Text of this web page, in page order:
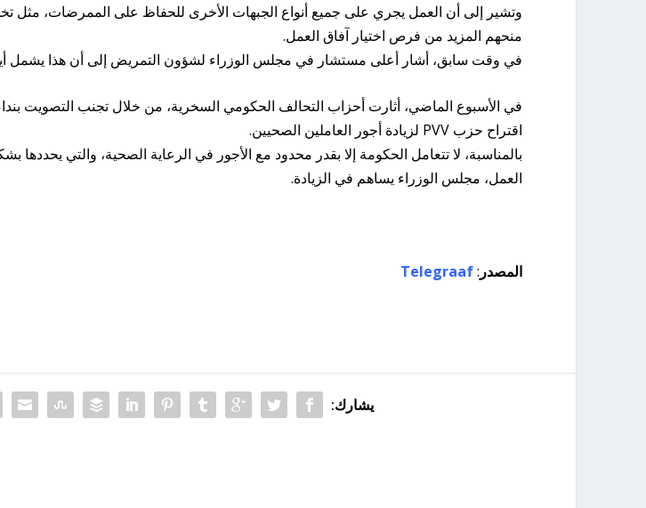
وتشير إلى أن العمل يجري على جميع أنواع الجبهات الأخرى للحفاظ على الممرضات، مثل
منحهم المزيد من فرص اختيار آفاق العمل.
في وقت سابق، أشار أعلى مستشار في مجلس الوزراء لشؤون التمريض إلى أن هذا يشمل
في الأسبوع الماضي، أثارت أحزاب التحالف الحكومي السخرية، من خلال تجنب التصويت
اقتراح حزب PVV لزيادة أجور العاملين الصحيين.
بالمناسبة، لا تتعامل الحكومة إلا بقدر محدود مع الأجور في الرعاية الصحية، والتي
العمل، مجلس الوزراء يساهم في الزيادة.
المصدر:
Telegraaf
يشارك: